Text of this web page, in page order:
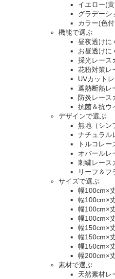
イエロー(
グラデーシ
カラー(色
機能で選ぶ
昼夜透けに
お昼透けに
採光レース
花粉対策レ
UVカット
遮熱断熱レ
防炎レース
抗菌＆抗ウ
デザインで選ぶ
無地（シン
ナチュラル
トルコレー
オパールレ
刺繍レース
リーフ＆フ
サイズで選ぶ
幅100cm×
幅100cm×
幅100cm×
幅100cm×
幅150cm×
幅150cm×
幅150cm×
幅200cm×
素材で選ぶ
天然素材レ